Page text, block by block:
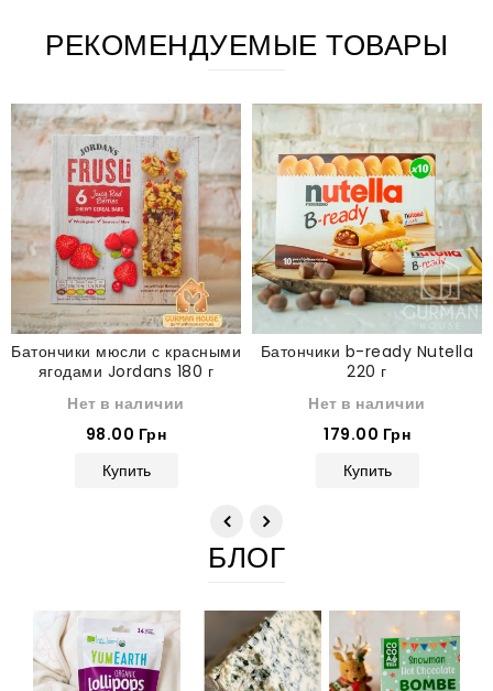
РЕКОМЕНДУЕМЫЕ ТОВАРЫ
Батончики мюсли с красными
ягодами Jordans 180 г
Нет в наличии
98.00 Грн
Купить
Батончики b-ready Nutella
220 г
Нет в наличии
179.00 Грн
Купить
БЛОГ